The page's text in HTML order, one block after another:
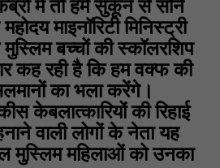
माइनॉरिटी मिनिस्ट्री
बच्चों की स्कॉलरशिप
कह रही है कि हम वक्फ की
का भला करेंगे।
केबलात्कारियों की रिहाई
वाली लोगों के नेता यह
मुस्लिम महिलाओं को उनका